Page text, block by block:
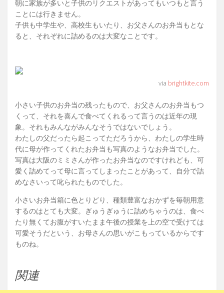
朝に家族が多いと子供のリクエストがあってもいつもと言う
ことには行きません。
子供も中学生や、高校生もいたり、お父さんのお弁当もとな
ると、それぞれに詰めるのは大変なことです。
via brightkite.com
小さい子供のお弁当の残ったもので、お父さんのお弁当もつ
くって、それを喜んで食べてくれるって言うのは近年の現
象。それもみんながみんなそうではないでしょう。
わたしの父だったら起こってただろうから、わたしの学生時
代に母が作ってくれたお弁当も写真のようなお弁当でした。
写真は大阪のミミさんが作ったお弁当なのですけれども、可
愛く詰めてって母に言ってしまったことがあって、自分で詰
めなさいって叱られたものでした。
小さいお弁当箱に色とりどり、種類豊富なおかずを毎朝用意
するのはとても大変。ぎゅうぎゅうに詰めちゃうのは、食べ
たり無くてお腹がすいたまま午後の授業を上の空で受けては
可愛そうだという、お母さんの思いがこもっているからです
ものね。
関連